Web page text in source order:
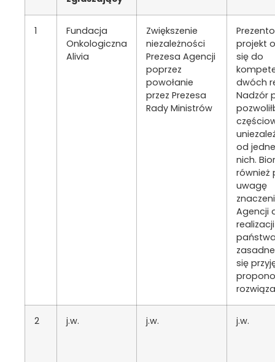
1
Fundacja
Onkologiczna
Alivia
Zwiększenie
niezależności
Prezesa Agencji
poprzez
powołanie
przez Prezesa
Rady Ministrów
projekt
się do
dwóch
Nadzór
od
nich.
również
uwagę
Agencji
się
2 j.w. j.w. j.w.